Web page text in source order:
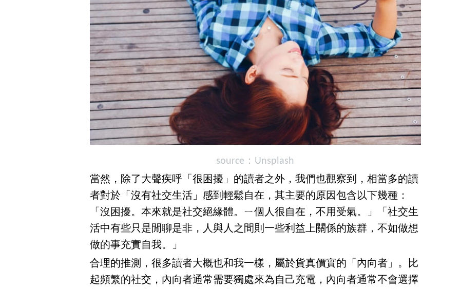
source：Unsplash
當然，除了大聲疾呼「很困擾」的讀者之外，我們也觀察到，相當多的讀
者對於「沒有社交生活」感到輕鬆自在，其主要的原因包含以下幾種：
「沒困擾。本來就是社交絕緣體。ㄧ個人很自在，不用受氣。」「社交生
活中有些只是閒聊是非，人與人之間則一些利益上關係的族群，不如做想
做的事充實自我。」
合理的推測，很多讀者大概也和我一樣，屬於貨真價實的「內向者」。比
起頻繁的社交，內向者通常需要獨處來為自己充電，內向者通常不會選擇